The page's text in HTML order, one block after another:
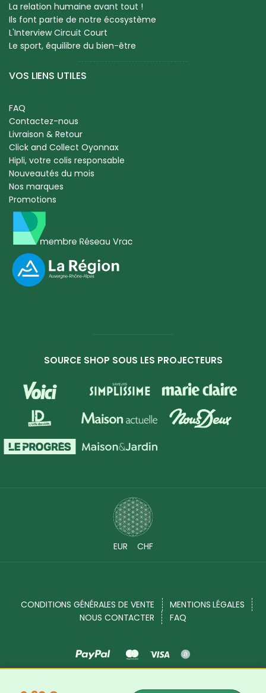
La relation humaine avant tout !
Ils font partie de notre écosystème
L'Interview Circuit Court
Le sport, équilibre du bien-être
VOS LIENS UTILES
FAQ
Contactez-nous
Livraison & Retour
Click and Collect Oyonnax
Hipli, votre colis responsable
Nouveautés du mois
Nos marques
Promotions
SOURCE SHOP SOUS LES PROJECTEURS
EUR CHF
CONDITIONS GÉNÉRALES DE VENTE
MENTIONS LÉGALES
NOUS CONTACTER
FAQ